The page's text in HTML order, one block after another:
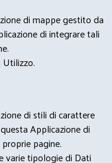
di mappe gestito da
di integrare tali
di stili di carattere
Applicazione di
pagine.
varie tipologie di Dati